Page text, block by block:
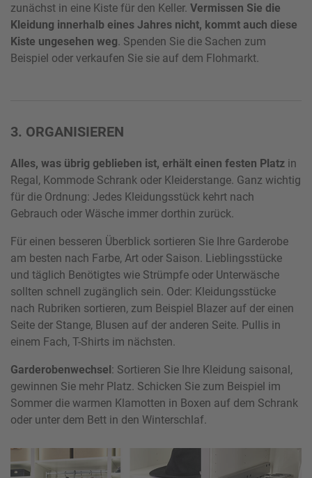
zunächst in eine Kiste für den Keller. Vermissen Sie die
Kleidung innerhalb eines Jahres nicht, kommt auch diese
Kiste ungesehen weg. Spenden Sie die Sachen zum
Beispiel oder verkaufen Sie sie auf dem Flohmarkt.
3. ORGANISIEREN
Alles, was übrig geblieben ist, erhält einen festen Platz in
Regal, Kommode Schrank oder Kleiderstange. Ganz wichtig
für die Ordnung: Jedes Kleidungsstück kehrt nach
Gebrauch oder Wäsche immer dorthin zurück.
Für einen besseren Überblick sortieren Sie Ihre Garderobe
am besten nach Farbe, Art oder Saison. Lieblingsstücke
und täglich Benötigtes wie Strümpfe oder Unterwäsche
sollten schnell zugänglich sein. Oder: Kleidungsstücke
nach Rubriken sortieren, zum Beispiel Blazer auf der einen
Seite der Stange, Blusen auf der anderen Seite. Pullis in
einem Fach, T-Shirts im nächsten.
Garderobenwechsel: Sortieren Sie Ihre Kleidung saisonal,
gewinnen Sie mehr Platz. Schicken Sie zum Beispiel im
Sommer die warmen Klamotten in Boxen auf dem Schrank
oder unter dem Bett in den Winterschlaf.